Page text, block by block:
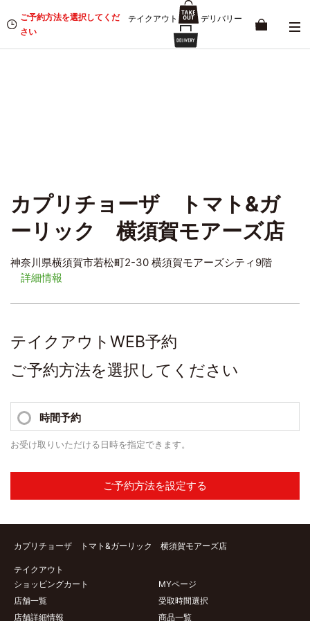
ご予約方法を選択してくだ
さい
テイクアウト デリバリー
カプリチョーザ トマト&ガ
ーリック 横須賀モアーズ店
神奈川県横須賀市若松町2-30 横須賀モアーズシティ9階
詳細情報
テイクアウトWEB予約
ご予約方法を選択してください
時間予約
お受け取りいただける日時を指定できます。
ご予約方法を設定する
カプリチョーザ トマト&ガーリック 横須賀モアーズ店
テイクアウト
ショッピングカート
受取時間選択
商品一覧
店舗一覧
店舗詳細情報
MYページ